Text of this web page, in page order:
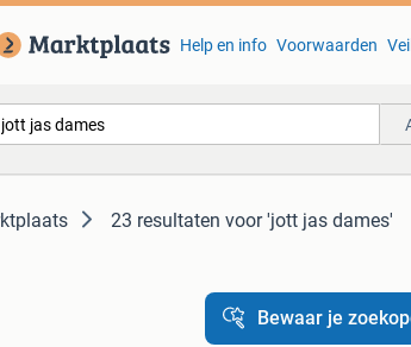
Help en info Voorwaarden
23 resultaten voor 'jott jas dames'
Bewaar je